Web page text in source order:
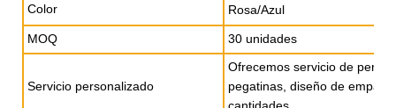
Color Rosa/Azul
MOQ 30 unidades
Servicio personalizado
Ofrecemos servicio de
pegatinas, diseño de